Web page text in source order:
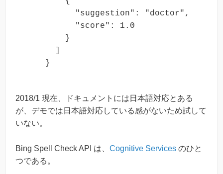
2018/1 現在、ドキュメントには日本語対応とある
が、デモでは日本語対応している感がないため試して
いない。
Bing Spell Check API は、 Cognitive Services のひと
つである。